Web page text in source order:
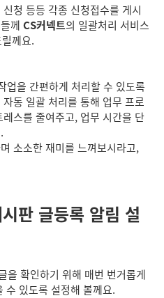
청 등등 각종 신청접수를 게시
께 CS커넥트의 일괄처리 서비스
께요.
업을 간편하게 처리할 수 있도록
동 일괄 처리를 통해 업무 프로
스를 줄여주고, 업무 시간을 단
소소한 재미를 느껴보시라고,
판 글등록 알림 설
을 확인하기 위해 매번 번거롭게
수 있도록 설정해 볼께요.